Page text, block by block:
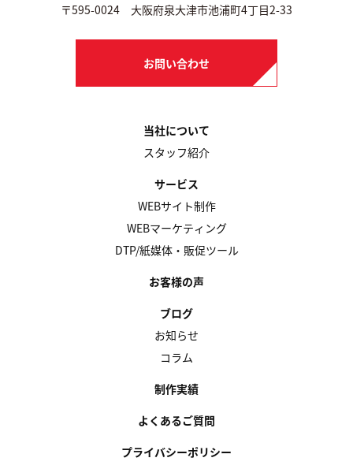
〒595-0024 大阪府泉大津市池浦町4丁目2-33
お問い合わせ
当社について
スタッフ紹介
サービス
WEBサイト制作
WEBマーケティング
DTP/紙媒体・販促ツール
お客様の声
ブログ
お知らせ
コラム
制作実績
よくあるご質問
プライバシーポリシー